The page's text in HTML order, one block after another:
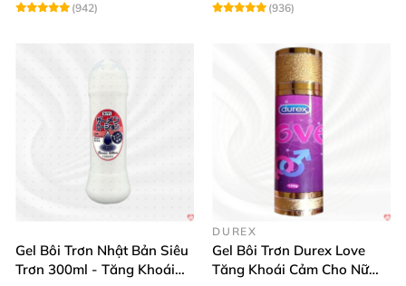
(942) (936)
Gel Bôi Trơn Nhật Bản Siêu
Trơn 300ml - Tăng Khoái
DUREX
Gel Bôi Trơn Durex Love
Tăng Khoái Cảm Cho Nữ